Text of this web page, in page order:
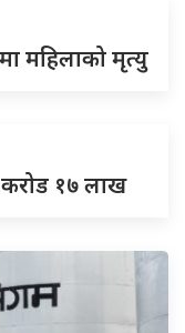
महिलाको मृत्यु
करोड १७ लाख